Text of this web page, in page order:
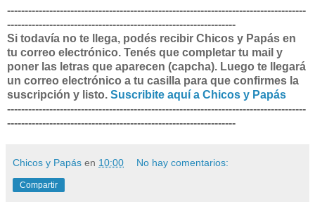
-------------------------------------------------------------------------------------
-----------------------------------------------------------------
Si todavía no te llega, podés recibir Chicos y Papás en
tu correo electrónico. Tenés que completar tu mail y
poner las letras que aparecen (capcha). Luego te llegará
un correo electrónico a tu casilla para que confirmes la
suscripción y listo. Suscribite aquí a Chicos y Papás
-------------------------------------------------------------------------------------
-----------------------------------------------------------------
Chicos y Papás en 10:00 No hay comentarios:
Compartir